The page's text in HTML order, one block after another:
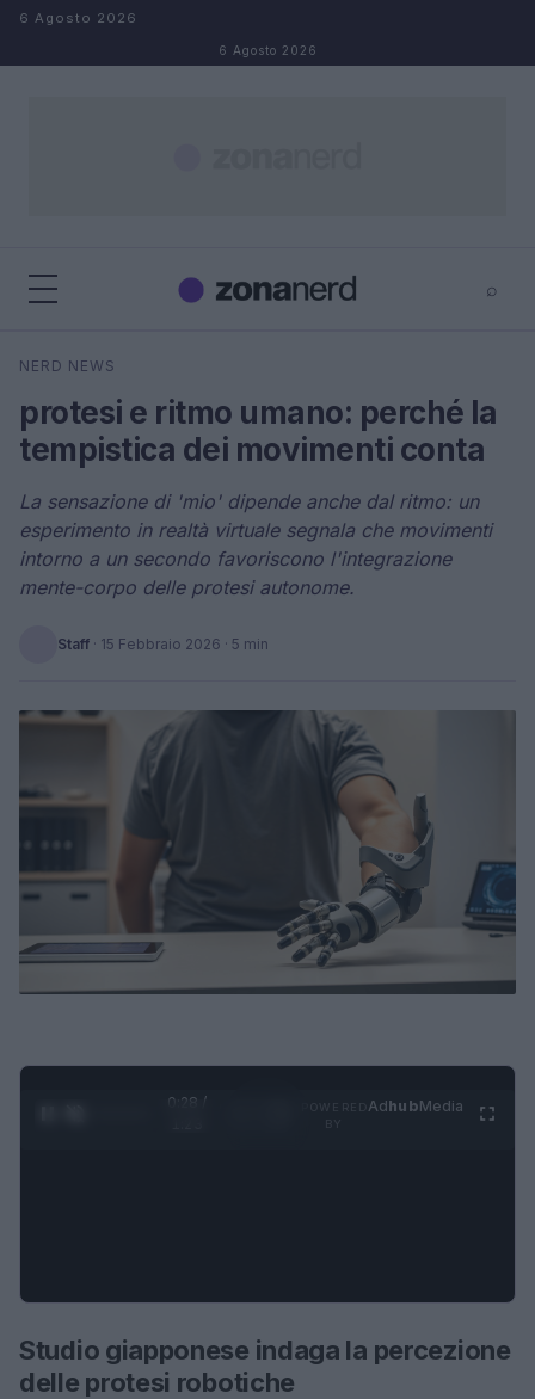
Salta al contenuto
6 Agosto 2026
6 Agosto 2026
⌕
Cerca
NERD NEWS
protesi e ritmo umano: perché la
tempistica dei movimenti conta
La sensazione di 'mio' dipende anche dal ritmo: un
esperimento in realtà virtuale segnala che movimenti
intorno a un secondo favoriscono l'integrazione
mente-corpo delle protesi autonome.
Staff · 15 Febbraio 2026 · 5 min
0:29 /
AdhubMedia
Studio giapponese indaga la percezione
delle protesi robotiche